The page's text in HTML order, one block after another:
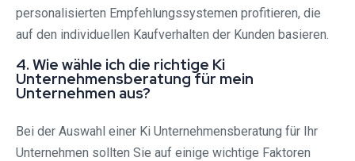
personalisierten Empfehlungssystemen profitieren, die
auf den individuellen Kaufverhalten der Kunden basieren.
4. Wie wähle ich die richtige Ki
Unternehmensberatung für mein
Unternehmen aus?
Bei der Auswahl einer Ki Unternehmensberatung für Ihr
Unternehmen sollten Sie auf einige wichtige Faktoren